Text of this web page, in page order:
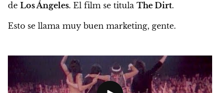
de Los Ángeles. El film se titula The Dirt.
Esto se llama muy buen marketing, gente.